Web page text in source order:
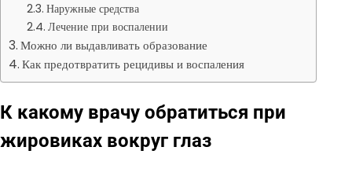
Наружные средства
Лечение при воспалении
Можно ли выдавливать образование
Как предотвратить рецидивы и воспаления
К какому врачу обратиться при
жировиках вокруг глаз